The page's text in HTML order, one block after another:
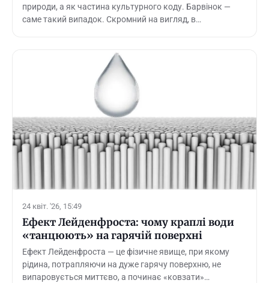
природи, а як частина культурного коду. Барвінок —
саме такий випадок. Скромний на вигляд, в…
24 квіт. '26, 15:49
Ефект Лейденфроста: чому краплі води
«танцюють» на гарячій поверхні
Ефект Лейденфроста — це фізичне явище, при якому
рідина, потрапляючи на дуже гарячу поверхню, не
випаровується миттєво, а починає «ковзати»…